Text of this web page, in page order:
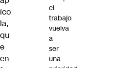
íco
la,
qu
e
en
el
trabajo
vuelva
a
ser
una